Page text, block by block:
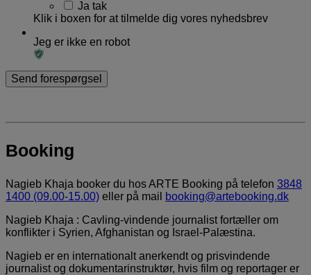
Ja tak
Klik i boxen for at tilmelde dig vores nyhedsbrev
Jeg er ikke en robot
Booking
Nagieb Khaja booker du hos ARTE Booking på telefon 3848
1400 (09.00-15.00) eller på mail
booking@artebooking.dk
Nagieb Khaja : Cavling-vindende journalist fortæller om
konflikter i Syrien, Afghanistan og Israel-Palæstina.
Nagieb er en internationalt anerkendt og prisvindende
journalist og dokumentarinstruktør, hvis film og reportager er